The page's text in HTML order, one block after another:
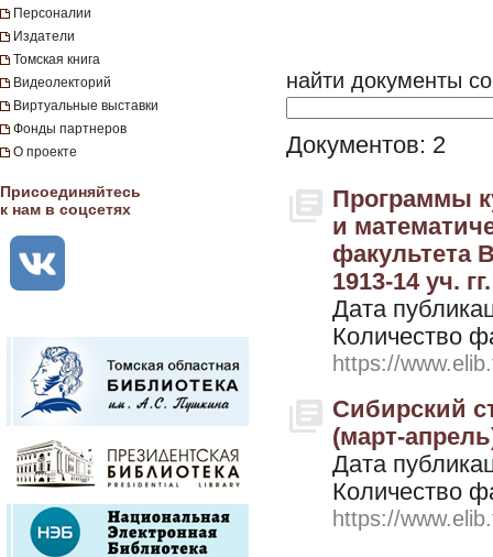
Персоналии
Издатели
Томская книга
Видеолекторий
Виртуальные выставки
Фонды партнеров
О проекте
Присоединяйтесь
к нам в соцсетях
найти документы
Документов: 2
Программы
и
факультета
1913-14 уч.
Дата
Количество
https://
Сибирский
(март-
Дата
Количество
https://